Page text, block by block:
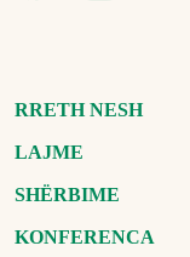
RRETH NESH
LAJME
SHËRBIME
KONFERENCA